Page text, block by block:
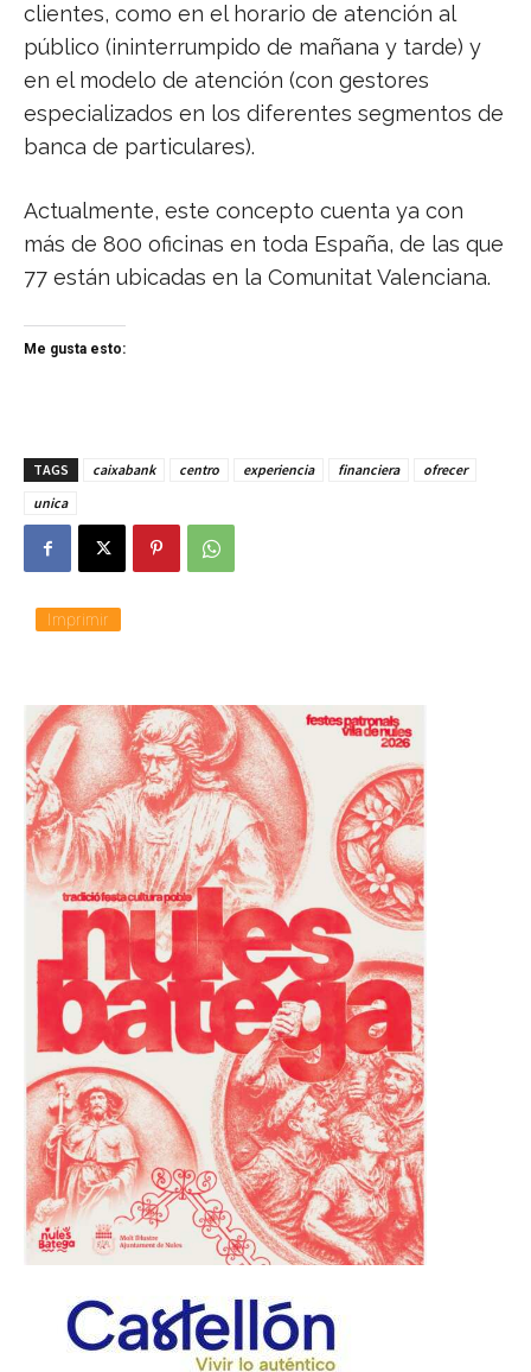
clientes, como en el horario de atención al
público (ininterrumpido de mañana y tarde) y
en el modelo de atención (con gestores
especializados en los diferentes segmentos de
banca de particulares).
Actualmente, este concepto cuenta ya con
más de 800 oficinas en toda España, de las que
77 están ubicadas en la Comunitat Valenciana.
Me gusta esto:
TAGS caixabank centro experiencia financiera
ofrecer
unica
Imprimir